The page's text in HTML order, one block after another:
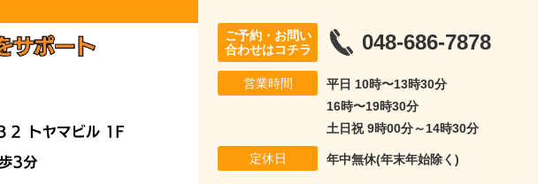
ご予約・お問い
合わせはコチラ
048-686-7878
営業時間
平日 10時〜13時30分
16時〜19時30分
土日祝 9時00分～14時30分
定休日 年中無休(年末年始除く)